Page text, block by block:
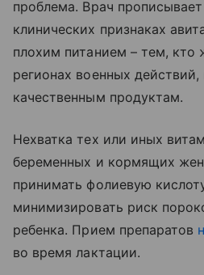
проблема. Врач
клинических признаках
плохим питанием – тем, кто
регионах военных действий,
качественным продуктам.
Нехватка тех или иных
беременных и кормящих
принимать фолиевую
минимизировать риск
ребенка. Прием препаратов
во время лактации.